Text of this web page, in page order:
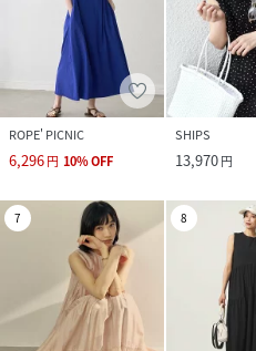
ROPE' PICNIC
6,296円 10%OFF
SHIPS
13,970円
7 8